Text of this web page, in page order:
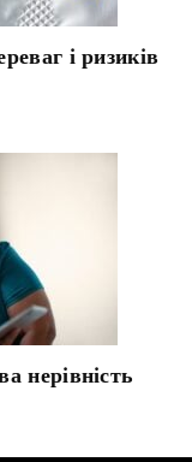
і ризиків
нерівність